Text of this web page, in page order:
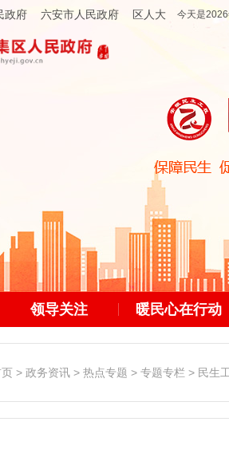
政府 六安市人民政府 区人大 今天是
领导关注 暖民心在行动
> 政务资讯 > 热点专题 > 专题专栏 > 民生